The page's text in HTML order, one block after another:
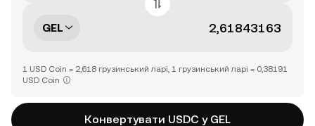
GEL
1 USD Coin = 2,618 грузинський ларі, 1 грузинський ларі = 0,38191
USD Coin
Конвертувати USDC у GEL